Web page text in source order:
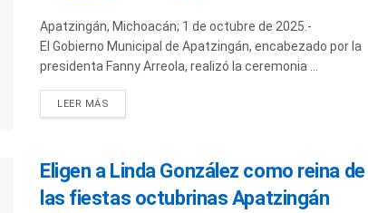
Apatzingán, Michoacán; 1 de octubre de 2025.-
El Gobierno Municipal de Apatzingán, encabezado por la
presidenta Fanny Arreola, realizó la ceremonia ...
LEER MÁS
Eligen a Linda González como reina de
las fiestas octubrinas Apatzingán